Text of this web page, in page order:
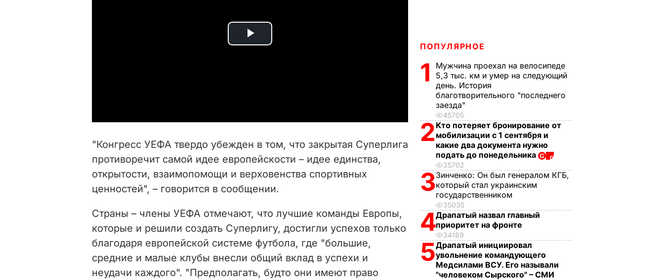
P
i
d
e
o
"Конгресс УЕФА твердо убежден в том, что закрытая Суперлига
противоречит самой идее европейскости – идее единства,
открытости, взаимопомощи и верховенства спортивных
ценностей", – говорится в сообщении.
Страны – члены УЕФА отмечают, что лучшие команды Европы,
которые и решили создать Суперлигу, достигли успехов только
благодаря европейской системе футбола, где "большие,
средние и малые клубы внесли общий вклад в успехи и
неудачи каждого". "Предполагать, будто они имеют право
ПОПУЛЯРНОЕ
1
Мужчина проехал на велосипеде
5,3 тыс. км и умер на следующий
день. История
благотворительного "последнего
заезда"
45705
2 Кто потеряет бронирование от
мобилизации с 1 сентября и
какие два документа нужно
подать до понедельника
35702
3Зинченко: Он был генералом КГБ,
который стал украинским
государственником
35035
4Драпатый назвал главный
приоритет на фронте
34189
5Драпатый инициировал
увольнение командующего
Медсилами ВСУ. Его называли
"человеком Сырского" – СМИ